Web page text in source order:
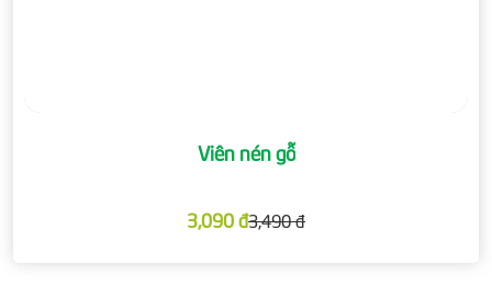
Viên nén gỗ
3,090 đ3,490 đ